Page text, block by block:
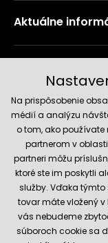
Aktuálne
Spoľahlivý
Na prispôsobenie
médií a analýzu
o tom, ako používate
partnerom v
partneri môžu
ktoré ste im poskytli
služby. Vďaka
tovar máte vložený
vás nebudeme
súboroch cookie sa